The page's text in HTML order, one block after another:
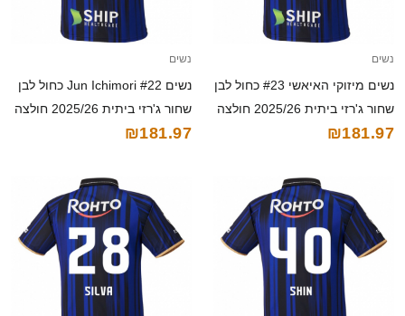
נשים
נשים מיזוקי האיאשי #23 כחול לבן
שחור ג'רזי ביתית 2025/26 חולצה
קצרה
₪181.97
נשים
נשים Jun Ichimori #22 כחול לבן
שחור ג'רזי ביתית 2025/26 חולצה
קצרה
₪181.97